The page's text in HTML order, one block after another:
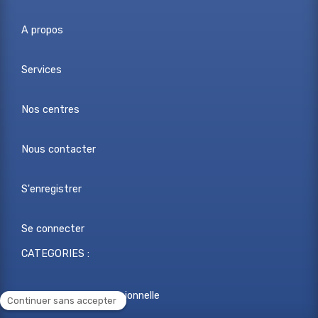
A propos
Services
Nos centres
Nous contacter
S'enregistrer
Se connecter
CATEGORIES :
Reconversion professionnelle